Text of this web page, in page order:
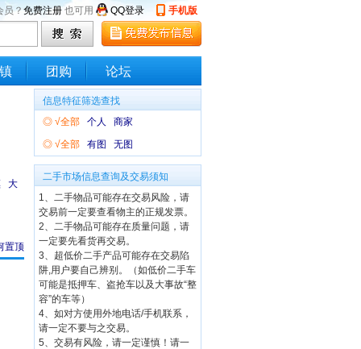
员？免费注册 也可用 QQ登录 手机版
团购 论坛
大
置顶
信息特征筛选查找
◎ √全部 个人
商家
◎ √全部 有图 无图
二手市场信息查询及交易须知
1、二手物品可能存在交易风险，请
交易前一定要查看物主的正规发票。
2、二手物品可能存在质量问题，请
一定要先看货再交易。
3、超低价二手产品可能存在交易陷
阱,用户要自己辨别。（如低价二手车
可能是抵押车、盗抢车以及大事故“整
容”的车等）
4、如对方使用外地电话/手机联系，
请一定不要与之交易。
5、交易有风险，请一定谨慎！请一